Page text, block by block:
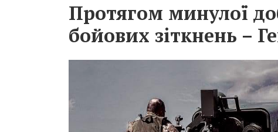
Протягом минулої
бойових зіткнень –